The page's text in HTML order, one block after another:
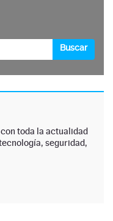
toda la actualidad
seguridad,